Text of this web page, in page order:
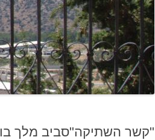
"קשר השתיקה"סביב מלך